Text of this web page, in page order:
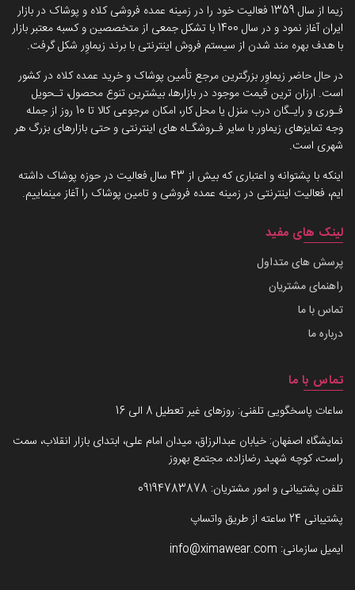
زیما از سال 1359 فعالیت خود را در زمینه عمده فروشی کلاه و پوشاک در بازار
ایران آغاز نمود و در سال 1400 با تشکل جمعی از متخصصین و کسبه معتبر بازار
با هدف بهره مند شدن از سیستم فروش اینترنتی با برند زیماوِر شکل گرفت.
در حال حاضر زیماوِر بزرگترین مرجع تأمین پوشاک و خرید عمده کلاه در کشور
است. ارزان ترین قیمت موجود در بازارها، بیشترین تنوع محصول، تـحویل
فـوری و رایـگان درب منزل یا محل کار، امکان مرجوعی کالا تا 10 روز از جمله
وجه تمایزهای زیماور با سایر فـروشگـاه های اینترنتی و حتی بازارهای بزرگ هر
شهری است.
اینکه با پشتوانه و اعتباری که بیش از 43 سال فعالیت در حوزه پوشاک داشته
ایم، فعالیت اینترنتی در زمینه عمده فروشی و تامین پوشاک را آغاز مینماییم.
لینک های مفید
پرسش های متداول
راهنمای مشتریان
تماس با ما
درباره ما
تماس با ما
ساعات پاسخگویی تلفنی: روزهای غیر تعطیل 8 الی 16
نمایشگاه اصفهان: خیابان عبدالرزاق، میدان امام علی، ابتدای بازار انقلاب، سمت
راست، کوچه شهید رضازاده، مجتمع بهروز
تلفن پشتیبانی و امور مشتریان: 09194783878
پشتیبانی 24 ساعته از طریق واتساپ
ایمیل سازمانی: info@ximawear.com